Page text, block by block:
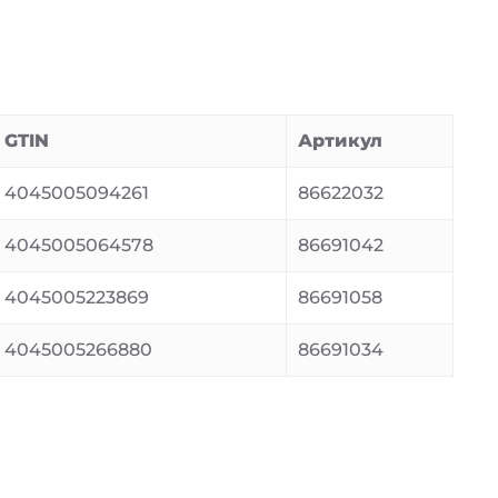
GTIN Артикул
4045005094261 86622032
4045005064578 86691042
4045005223869 86691058
4045005266880 86691034